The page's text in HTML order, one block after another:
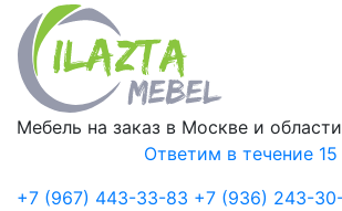
Мебель на заказ в Москве и области
Ответим в течение 15
+7 (967) 443-33-83 +7 (936) 243-